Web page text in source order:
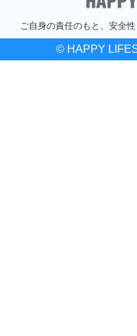
ご自身の責任のもと、安全
© HAPPY